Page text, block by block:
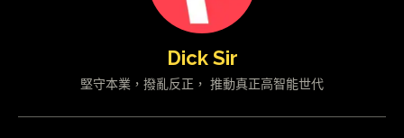
Dick Sir
堅守本業，撥亂反正， 推動真正高智能世代